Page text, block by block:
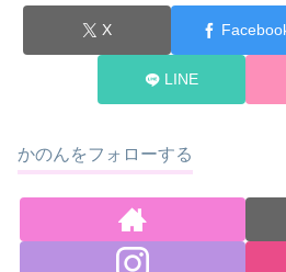
X
LINE
かのんをフォローする